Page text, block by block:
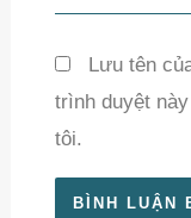
web
Lưu tên
trình duyệt
tôi.